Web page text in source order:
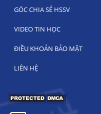
GÓC CHIA SẺ HSSV
VIDEO TIN HỌC
ĐIỀU KHOẢN BẢO MẬT
LIÊN HỆ